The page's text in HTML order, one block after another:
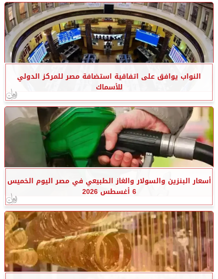
النواب يوافق على اتفاقية استضافة مصر للمركز الدولي
للأسماك
أسعار البنزين والسولار والغاز الطبيعي في مصر اليوم الخميس
6 أغسطس 2026